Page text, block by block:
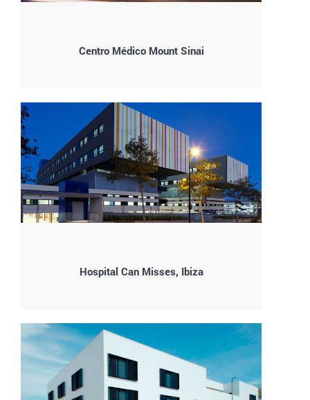
Centro Médico Mount Sinai
Hospital Can Misses, Ibiza